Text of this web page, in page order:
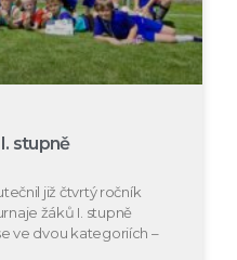
stupně
již čtvrtý ročník
žáků I. stupně
ve dvou kategoriích –